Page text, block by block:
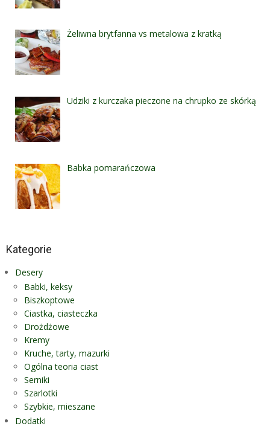
Żeliwna brytfanna vs metalowa z kratką
Udziki z kurczaka pieczone na chrupko ze skórką
Babka pomarańczowa
Kategorie
Desery
Babki, keksy
Biszkoptowe
Ciastka, ciasteczka
Drożdżowe
Kremy
Kruche, tarty, mazurki
Ogólna teoria ciast
Serniki
Szarlotki
Szybkie, mieszane
Dodatki